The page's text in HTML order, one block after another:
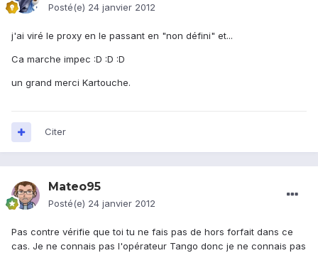
Posté(e) 24 janvier 2012
j'ai viré le proxy en le passant en "non défini" et...
Ca marche impec :D :D :D
un grand merci Kartouche.
Citer
Mateo95
Posté(e) 24 janvier 2012
Pas contre vérifie que toi tu ne fais pas de hors forfait dans ce
cas. Je ne connais pas l'opérateur Tango donc je ne connais pas